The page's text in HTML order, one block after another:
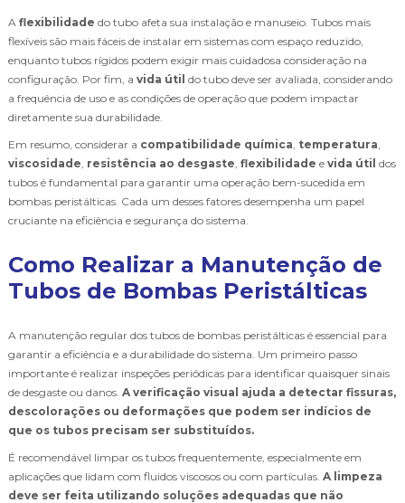
A flexibilidade do tubo afeta sua instalação e manuseio. Tubos mais
flexíveis são mais fáceis de instalar em sistemas com espaço reduzido,
enquanto tubos rígidos podem exigir mais cuidadosa consideração na
configuração. Por fim, a vida útil do tubo deve ser avaliada, considerando
a frequência de uso e as condições de operação que podem impactar
diretamente sua durabilidade.
Em resumo, considerar a compatibilidade química, temperatura,
viscosidade, resistência ao desgaste, flexibilidade e vida útil dos
tubos é fundamental para garantir uma operação bem-sucedida em
bombas peristálticas. Cada um desses fatores desempenha um papel
cruciante na eficiência e segurança do sistema.
Como Realizar a Manutenção de
Tubos de Bombas Peristálticas
A manutenção regular dos tubos de bombas peristálticas é essencial para
garantir a eficiência e a durabilidade do sistema. Um primeiro passo
importante é realizar inspeções periódicas para identificar quaisquer sinais
de desgaste ou danos. A verificação visual ajuda a detectar fissuras,
descolorações ou deformações que podem ser indícios de
que os tubos precisam ser substituídos.
É recomendável limpar os tubos frequentemente, especialmente em
aplicações que lidam com fluidos viscosos ou com partículas. A limpeza
deve ser feita utilizando soluções adequadas que não